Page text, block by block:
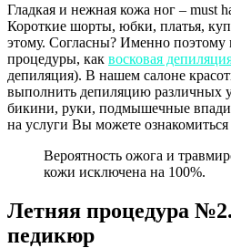
Гладкая и нежная кожа ног – must
Короткие шорты, юбки, платья,
этому. Согласны? Именно
процедуры, как восковая
депиляция). В нашем салоне
выполнить депиляцию различных
бикини, руки, подмышечные
на услуги Вы можете ознакомиться
Вероятность ожога и
кожи исключена на 100%.
Летняя процедура
педикюр